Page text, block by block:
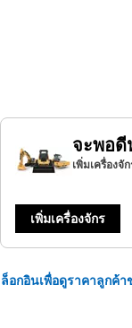
จะพอดี
เพิ่มเครื่อง
เพิ่มเครื่องจักร
ล็อกอินเพื่อดูราคาลูกค้